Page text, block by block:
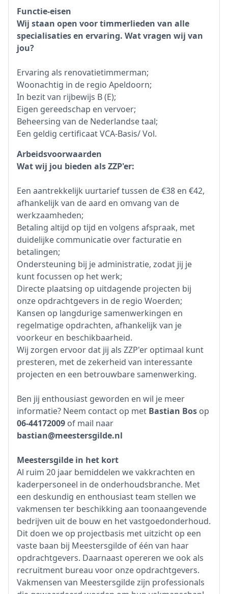
Functie-eisen
Wij staan open voor timmerlieden van alle
specialisaties en ervaring. Wat vragen wij van
jou?
Ervaring als renovatietimmerman;
Woonachtig in de regio Apeldoorn;
In bezit van rijbewijs B (E);
Eigen gereedschap en vervoer;
Beheersing van de Nederlandse taal;
Een geldig certificaat VCA-Basis/ Vol.
Arbeidsvoorwaarden
Wat wij jou bieden als ZZP'er:
Een aantrekkelijk uurtarief tussen de €38 en €42,
afhankelijk van de aard en omvang van de
werkzaamheden;
Betaling altijd op tijd en volgens afspraak, met
duidelijke communicatie over facturatie en
betalingen;
Ondersteuning bij je administratie, zodat jij je
kunt focussen op het werk;
Directe plaatsing op uitdagende projecten bij
onze opdrachtgevers in de regio Woerden;
Kansen op langdurige samenwerkingen en
regelmatige opdrachten, afhankelijk van je
voorkeur en beschikbaarheid.
Wij zorgen ervoor dat jij als ZZP'er optimaal kunt
presteren, met de zekerheid van interessante
projecten en een betrouwbare samenwerking.
Ben jij enthousiast geworden en wil je meer
informatie? Neem contact op met Bastian Bos op
06-44172009 of mail naar
bastian@meestersgilde.nl
Meestersgilde in het kort
Al ruim 20 jaar bemiddelen we vakkrachten en
kaderpersoneel in de onderhoudsbranche. Met
een deskundig en enthousiast team stellen we
vakmensen ter beschikking aan toonaangevende
bedrijven uit de bouw en het vastgoedonderhoud.
Dit doen we op projectbasis met uitzicht op een
vaste baan bij Meestersgilde of één van haar
opdrachtgevers. Daarnaast opereren we ook als
recruitment bureau voor onze opdrachtgevers.
Vakmensen van Meestersgilde zijn professionals